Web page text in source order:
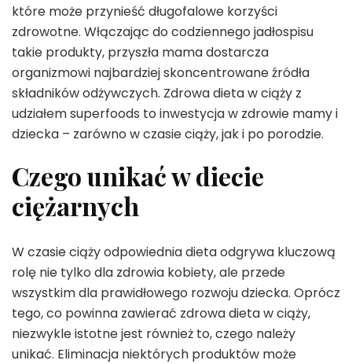
które może przynieść długofalowe korzyści
zdrowotne. Włączając do codziennego jadłospisu
takie produkty, przyszła mama dostarcza
organizmowi najbardziej skoncentrowane źródła
składników odżywczych. Zdrowa dieta w ciąży z
udziałem superfoods to inwestycja w zdrowie mamy i
dziecka – zarówno w czasie ciąży, jak i po porodzie.
Czego unikać w diecie
ciężarnych
W czasie ciąży odpowiednia dieta odgrywa kluczową
rolę nie tylko dla zdrowia kobiety, ale przede
wszystkim dla prawidłowego rozwoju dziecka. Oprócz
tego, co powinna zawierać zdrowa dieta w ciąży,
niezwykle istotne jest również to, czego należy
unikać. Eliminacja niektórych produktów może